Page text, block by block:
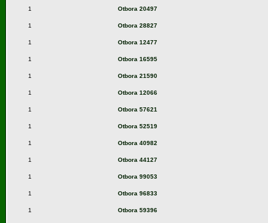
1 Otbora 20497
1 Otbora 28827
1 Otbora 12477
1 Otbora 16595
1 Otbora 21590
1 Otbora 12066
1 Otbora 57621
1 Otbora 52519
1 Otbora 40982
1 Otbora 44127
1 Otbora 99053
1 Otbora 96833
1 Otbora 59396